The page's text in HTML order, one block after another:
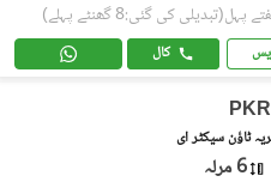
(تبدیلی کی گئی:8 گھنٹے پہلے)
کال
PKR
ٹاؤن سیکٹر ای
6 مرلہ